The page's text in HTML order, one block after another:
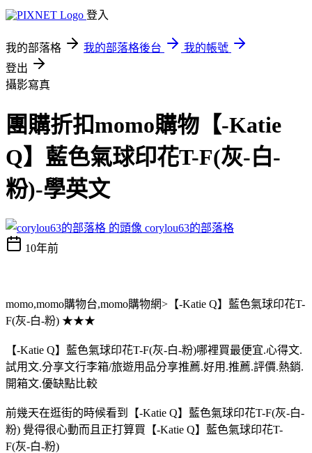
登入
我的部落格 我的部落格後台
我的帳號
登出
攝影寫真
團購折扣momo購物【-Katie
Q】藍色氣球印花T-F(灰-白-
粉)-學英文
corylou63的部落格
10年前
momo,momo購物台,momo購物網>【-Katie Q】藍色氣球印花T-
F(灰-白-粉) ★★★
【-Katie Q】藍色氣球印花T-F(灰-白-粉)哪裡買最便宜.心得文.
試用文.分享文行李箱/旅遊用品分享推薦.好用.推薦.評價.熱銷.
開箱文.優缺點比較
前幾天在逛街的時候看到【-Katie Q】藍色氣球印花T-F(灰-白-
粉) 覺得很心動而且正打算買【-Katie Q】藍色氣球印花T-
F(灰-白-粉)